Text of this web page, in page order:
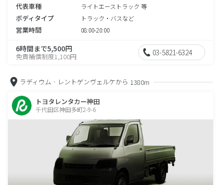
代表車種 ライトエーストラック 等
ボディタイプ トラック・バスなど
営業時間 08:00-20:00
6時間まで5,500円
免責補償制度1,100円 03-5821-6324
ラディウム‐レントゲンヴェルケから 1380m
トヨタレンタカー神田
千代田区神田多町2-9-6